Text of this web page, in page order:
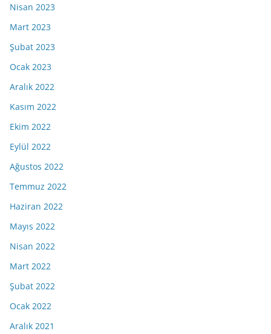
Nisan 2023
Mart 2023
Şubat 2023
Ocak 2023
Aralık 2022
Kasım 2022
Ekim 2022
Eylül 2022
Ağustos 2022
Temmuz 2022
Haziran 2022
Mayıs 2022
Nisan 2022
Mart 2022
Şubat 2022
Ocak 2022
Aralık 2021